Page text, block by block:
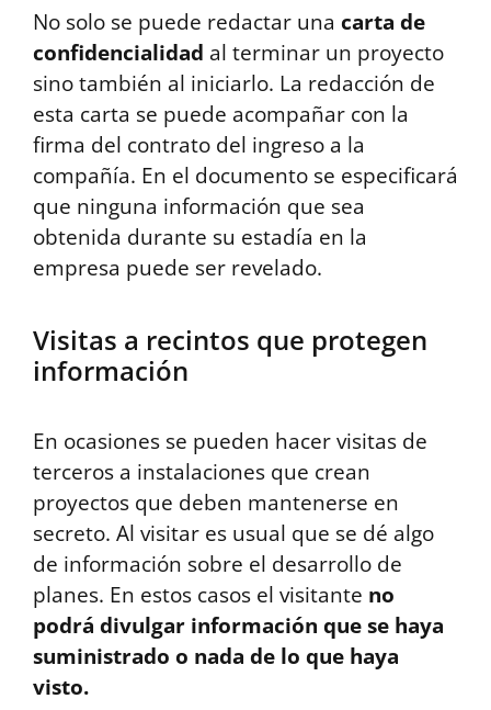
No solo se puede redactar una carta de
confidencialidad al terminar un proyecto
sino también al iniciarlo. La redacción de
esta carta se puede acompañar con la
firma del contrato del ingreso a la
compañía. En el documento se especificará
que ninguna información que sea
obtenida durante su estadía en la
empresa puede ser revelado.
Visitas a recintos que protegen
información
En ocasiones se pueden hacer visitas de
terceros a instalaciones que crean
proyectos que deben mantenerse en
secreto. Al visitar es usual que se dé algo
de información sobre el desarrollo de
planes. En estos casos el visitante no
podrá divulgar información que se haya
suministrado o nada de lo que haya
visto.